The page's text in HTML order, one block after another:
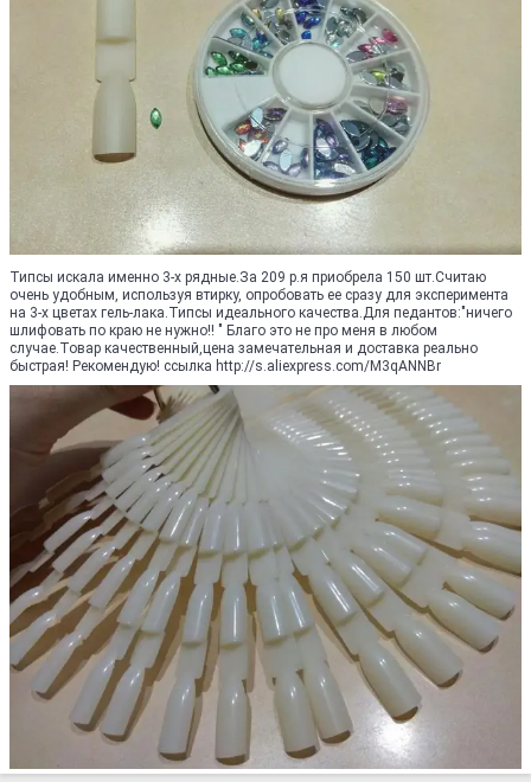
Типсы искала именно 3-х рядные.За 209 р.я приобрела 150 шт.Считаю
очень удобным, используя втирку, опробовать ее сразу для эксперимента
на 3-х цветах гель-лака.Типсы идеального качества.Для педантов:"ничего
шлифовать по краю не нужно!! " Благо это не про меня в любом
случае.Товар качественный,цена замечательная и доставка реально
быстрая! Рекомендую! ссылка http://s.aliexpress.com/M3qANNBr